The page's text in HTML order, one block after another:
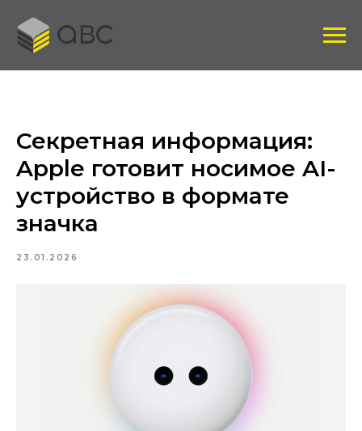
Секретная информация:
Apple готовит носимое AI-
устройство в формате
значка
23.01.2026